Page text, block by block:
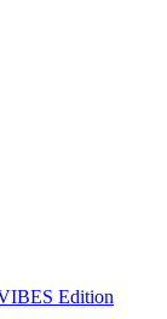
Edition